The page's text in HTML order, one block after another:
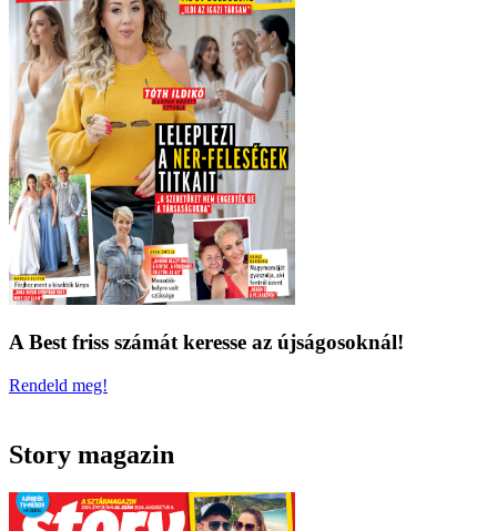
A Best friss számát keresse az újságosoknál!
Rendeld meg!
Story magazin